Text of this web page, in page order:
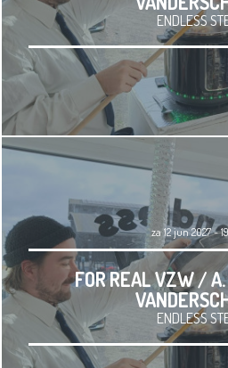
ENDLESS
za 12 jun 2027 -
FOR REAL VZW /
ENDLESS